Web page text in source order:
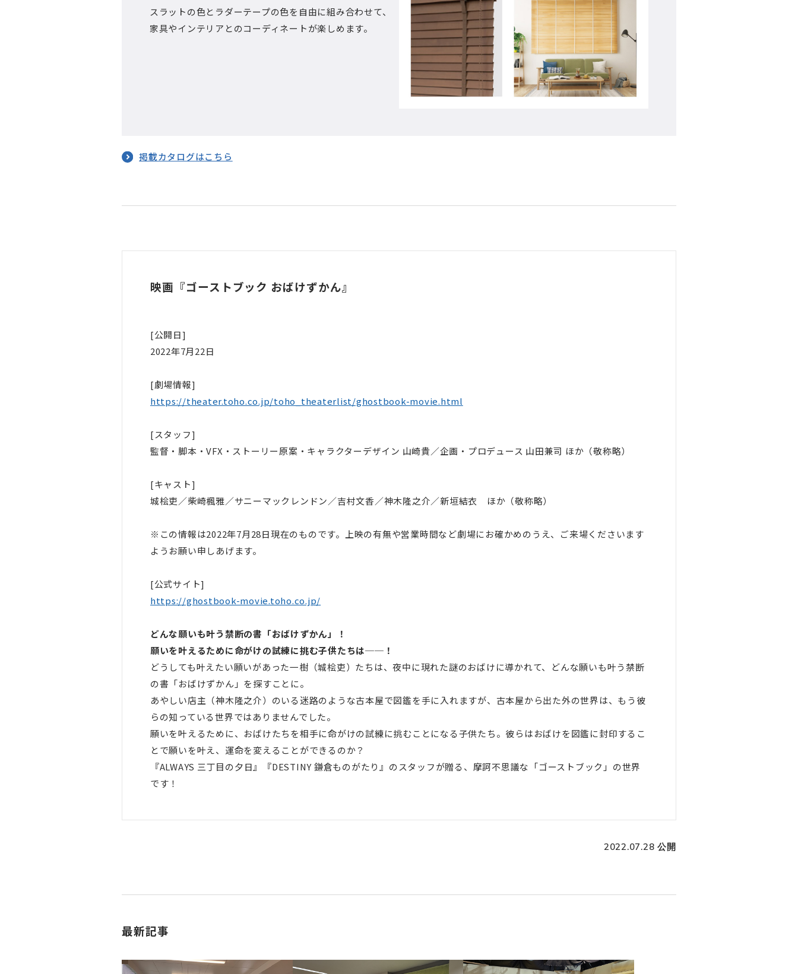
スラットの色とラダーテープの色を自由に組み合わせて、
家具やインテリアとのコーディネートが楽しめます。
掲載カタログはこちら
映画『ゴーストブック おばけずかん』
[公開日]
2022年7月22日
[劇場情報]
https://theater.toho.co.jp/toho_theaterlist/ghostbook-movie.html
[スタッフ]
監督・脚本・VFX・ストーリー原案・キャラクターデザイン 山崎貴／企画・プロデュース 山田兼司 ほか（敬称略）
[キャスト]
城桧吏／柴崎楓雅／サニーマックレンドン／吉村文香／神木隆之介／新垣結衣 ほか（敬称略）
※この情報は2022年7月28日現在のものです。上映の有無や営業時間など劇場にお確かめのうえ、ご来場くださいます
ようお願い申しあげます。
[公式サイト]
https://ghostbook-movie.toho.co.jp/
どんな願いも叶う禁断の書「おばけずかん」！
願いを叶えるために命がけの試練に挑む子供たちは──！
どうしても叶えたい願いがあった一樹（城桧吏）たちは、夜中に現れた謎のおばけに導かれて、どんな願いも叶う禁断
の書「おばけずかん」を探すことに。
あやしい店主（神木隆之介）のいる迷路のような古本屋で図鑑を手に入れますが、古本屋から出た外の世界は、もう彼
らの知っている世界ではありませんでした。
願いを叶えるために、おばけたちを相手に命がけの試練に挑むことになる子供たち。彼らはおばけを図鑑に封印するこ
とで願いを叶え、運命を変えることができるのか？
『ALWAYS 三丁目の夕日』『DESTINY 鎌倉ものがたり』のスタッフが贈る、摩訶不思議な「ゴーストブック」の世界
です！
2022.07.28 公開
最新記事